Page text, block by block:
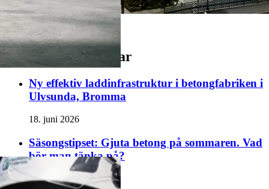
Våra referensprojekt
Nyheter och artiklar
Ny effektiv laddinfrastruktur i betongfabriken i
Ulvsunda, Bromma
18. juni 2026
Säsongstipset: Gjuta betong på sommaren. Vad
bör man tänka på?
11. juni 2026